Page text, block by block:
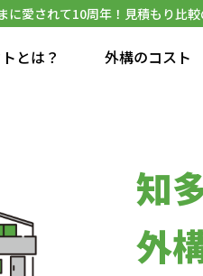
に愛されて10周年！見積もり比較
とは？ 外構のコスト
知
外